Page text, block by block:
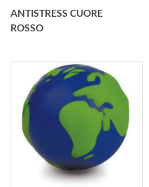
Antistress cuore
rosso personalizzato
73x50x72 mm
ANTISTRESS CUORE
ROSSO